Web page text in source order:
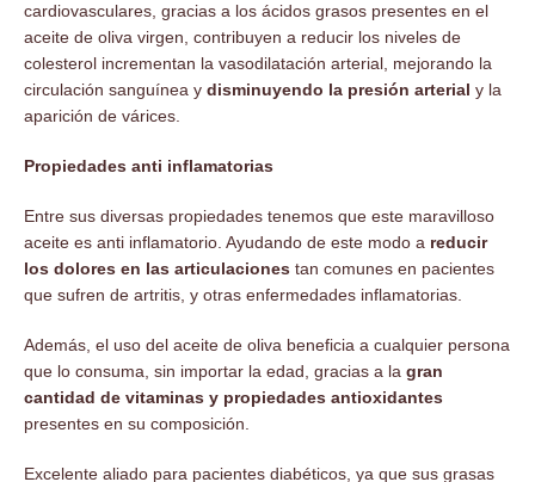
cardiovasculares, gracias a los ácidos grasos presentes en el
aceite de oliva virgen, contribuyen a reducir los niveles de
colesterol incrementan la vasodilatación arterial, mejorando la
circulación sanguínea y disminuyendo la presión arterial y la
aparición de várices.
Propiedades anti inflamatorias
Entre sus diversas propiedades tenemos que este maravilloso
aceite es anti inflamatorio. Ayudando de este modo a reducir
los dolores en las articulaciones tan comunes en pacientes
que sufren de artritis, y otras enfermedades inflamatorias.
Además, el uso del aceite de oliva beneficia a cualquier persona
que lo consuma, sin importar la edad, gracias a la gran
cantidad de vitaminas y propiedades antioxidantes
presentes en su composición.
Excelente aliado para pacientes diabéticos, ya que sus grasas